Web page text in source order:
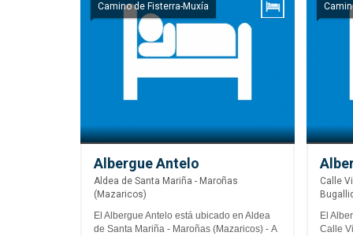
Camino de Fisterra-Muxía
Albergue Antelo
Aldea de Santa Mariña - Maroñas
(Mazaricos)
El Albergue Antelo está ubicado en Aldea
de Santa Mariña - Maroñas (Mazaricos) - A
Calle
El
Calle